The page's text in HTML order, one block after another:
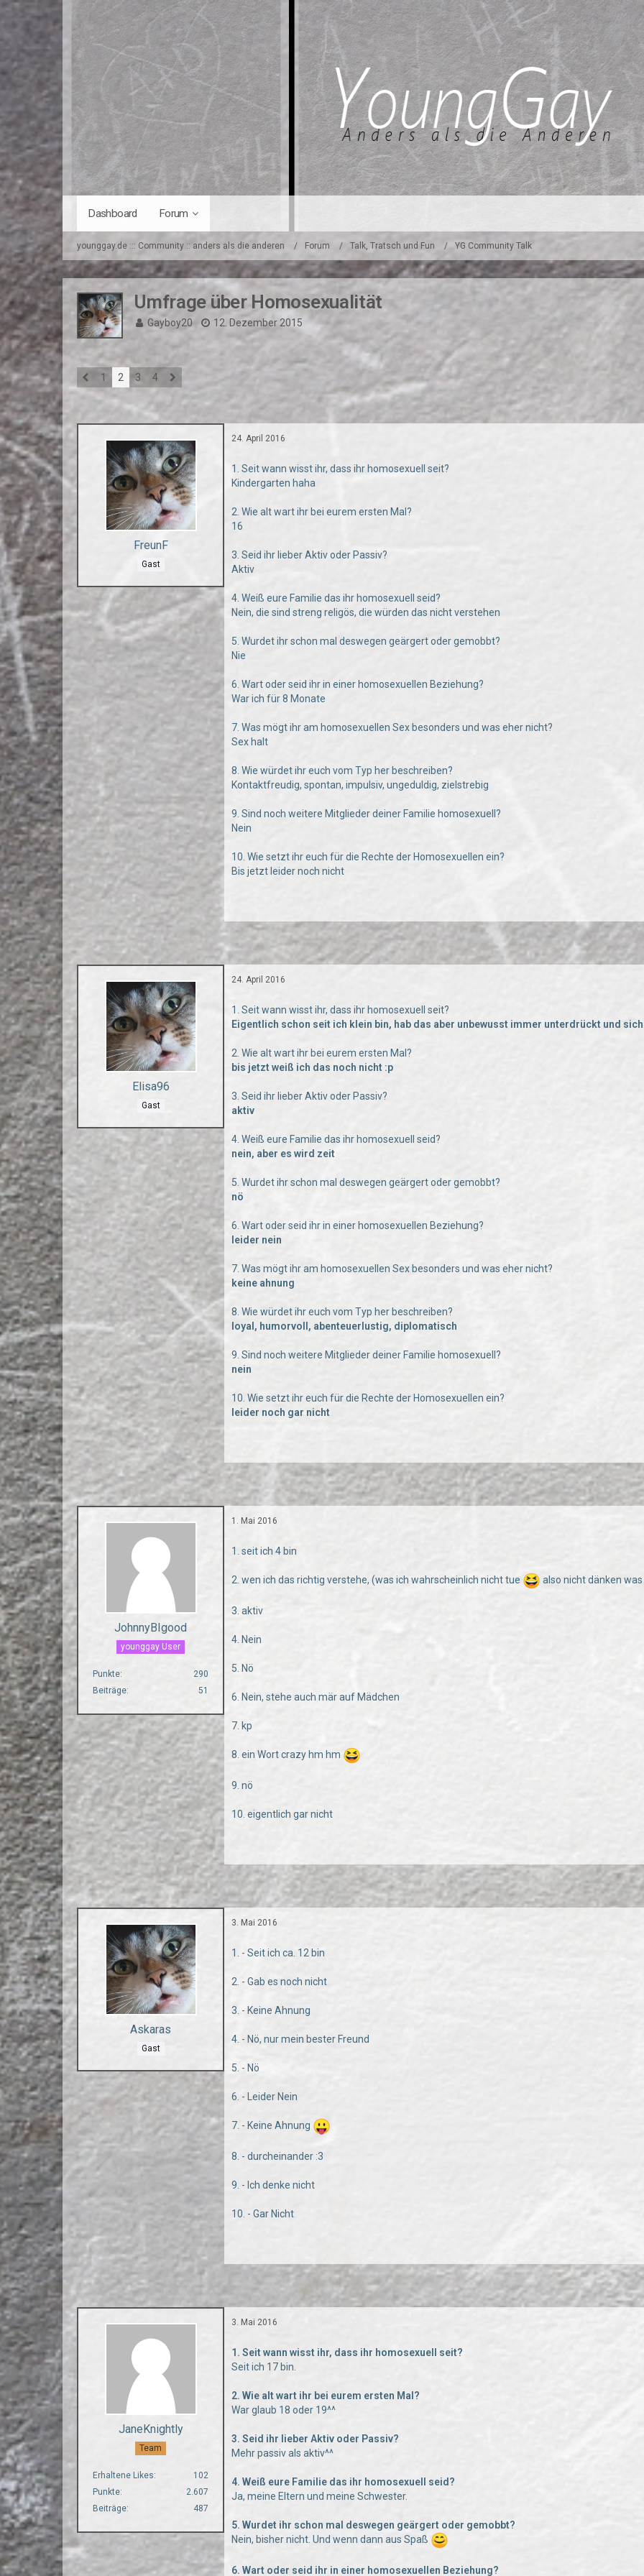
Dashboard Forum
younggay.de ::: Community :: anders als die anderen Forum Talk, Tratsch und Fun YG Community Talk
Umfrage über Homosexualität
Gayboy20 12. Dezember 2015
1 2 3 4
FreunF
Gast
24. April 2016
1. Seit wann wisst ihr, dass ihr homosexuell seit?
Kindergarten haha
2. Wie alt wart ihr bei eurem ersten Mal?
16
3. Seid ihr lieber Aktiv oder Passiv?
Aktiv
4. Weiß eure Familie das ihr homosexuell seid?
Nein, die sind streng religös, die würden das nicht verstehen
5. Wurdet ihr schon mal deswegen geärgert oder gemobbt?
Nie
6. Wart oder seid ihr in einer homosexuellen Beziehung?
War ich für 8 Monate
7. Was mögt ihr am homosexuellen Sex besonders und was eher nicht?
Sex halt
8. Wie würdet ihr euch vom Typ her beschreiben?
Kontaktfreudig, spontan, impulsiv, ungeduldig, zielstrebig
9. Sind noch weitere Mitglieder deiner Familie homosexuell?
Nein
10. Wie setzt ihr euch für die Rechte der Homosexuellen ein?
Bis jetzt leider noch nicht
Elisa96
Gast
24. April 2016
1. Seit wann wisst ihr, dass ihr homosexuell seit?
Eigentlich schon seit ich klein bin, hab das aber unbewusst immer unterdrückt und
2. Wie alt wart ihr bei eurem ersten Mal?
bis jetzt weiß ich das noch nicht :p
3. Seid ihr lieber Aktiv oder Passiv?
aktiv
4. Weiß eure Familie das ihr homosexuell seid?
nein, aber es wird zeit
5. Wurdet ihr schon mal deswegen geärgert oder gemobbt?
nö
6. Wart oder seid ihr in einer homosexuellen Beziehung?
leider nein
7. Was mögt ihr am homosexuellen Sex besonders und was eher nicht?
keine ahnung
8. Wie würdet ihr euch vom Typ her beschreiben?
loyal, humorvoll, abenteuerlustig, diplomatisch
9. Sind noch weitere Mitglieder deiner Familie homosexuell?
nein
10. Wie setzt ihr euch für die Rechte der Homosexuellen ein?
leider noch gar nicht
JohnnyBIgood
younggay User
Punkte
290
Beiträge
51
1. Mai 2016
1. seit ich 4 bin
2. wen ich das richtig verstehe, (was ich wahrscheinlich nicht tue also nicht dänken
3. aktiv
4. Nein
5. Nö
6. Nein, stehe auch mär auf Mädchen
7. kp
8. ein Wort crazy hm hm
9. nö
10. eigentlich gar nicht
Askaras
Gast
3. Mai 2016
1. - Seit ich ca. 12 bin
2. - Gab es noch nicht
3. - Keine Ahnung
4. - Nö, nur mein bester Freund
5. - Nö
6. - Leider Nein
7. - Keine Ahnung
8. - durcheinander :3
9. - Ich denke nicht
10. - Gar Nicht
JaneKnightly
Team
Erhaltene Likes
102
Punkte
2.607
Beiträge
487
3. Mai 2016
1. Seit wann wisst ihr, dass ihr homosexuell seit?
Seit ich 17 bin.
2. Wie alt wart ihr bei eurem ersten Mal?
War glaub 18 oder 19^^
3. Seid ihr lieber Aktiv oder Passiv?
Mehr passiv als aktiv^^
4. Weiß eure Familie das ihr homosexuell seid?
Ja, meine Eltern und meine Schwester.
5. Wurdet ihr schon mal deswegen geärgert oder gemobbt?
Nein, bisher nicht. Und wenn dann aus Spaß
6. Wart oder seid ihr in einer homosexuellen Beziehung?